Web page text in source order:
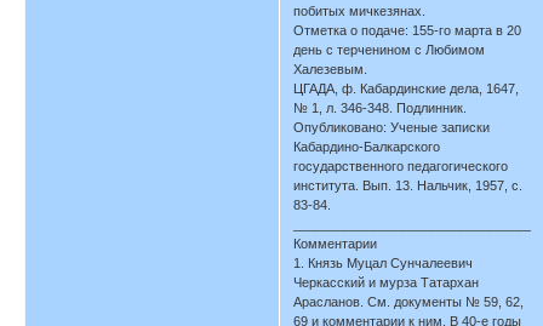
побитых мичкезянах.
Отметка о подаче: 155-го марта в 20
день с терченином с Любимом
Халезевым.
ЦГАДА, ф. Кабардинские дела, 1647,
№ 1, л. 346-348. Подлинник.
Опубликовано: Ученые записки
Кабардино-Балкарского
государственного педагогического
института. Вып. 13. Нальчик, 1957, с.
83-84.
Комментарии
1. Князь Муцал Сунчалеевич
Черкасский и мурза Татархан
Арасланов. См. документы № 59, 62,
69 и комментарии к ним. В 40-е годы